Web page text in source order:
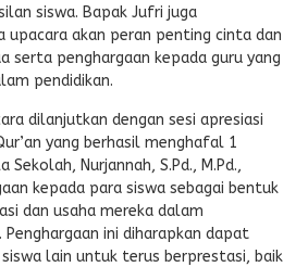
siswa. Bapak Jufri juga
upacara akan peran penting cinta dan
serta penghargaan kepada guru yang
pendidikan.
dilanjutkan dengan sesi apresiasi
yang berhasil menghafal 1
Sekolah, Nurjannah, S.Pd., M.Pd.,
kepada para siswa sebagai bentuk
dan usaha mereka dalam
ini diharapkan dapat
lain untuk terus berprestasi, baik